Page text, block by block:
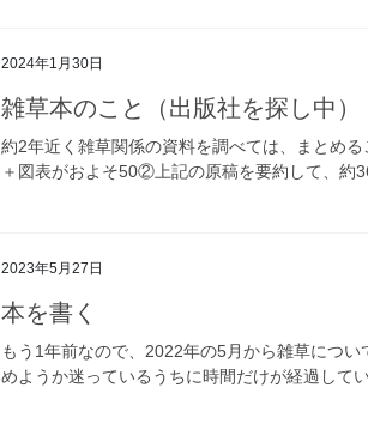
2024年1月30日
雑草本のこと（出版社を探し中）
約2年近く雑草関係の資料を調べては、まとめ
＋図表がおよそ50②上記の原稿を要約して、
2023年5月27日
本を書く
もう1年前なので、2022年の5月から雑草につ
めようか迷っているうちに時間だけが経過し